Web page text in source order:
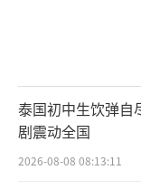
2016年12
决，以组织、
名，判处任北
个人全部财产
泰国初中生饮弹自
剧震动全国
2026-08-08 08:13:11